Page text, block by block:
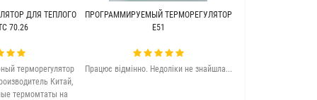
ДЛЯ ТЕПЛОГО
70.26
терморегулятор
Китай,
термомтаты на
ПРОГРАММИРУЕМЫЙ ТЕРМОРЕГУЛЯТОР
Е51
Працює відмінно. Недоліки не знайшла...